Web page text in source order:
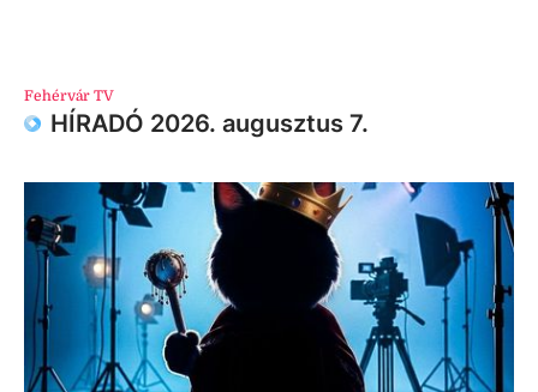
Fehérvár TV
HÍRADÓ 2026. augusztus 7.